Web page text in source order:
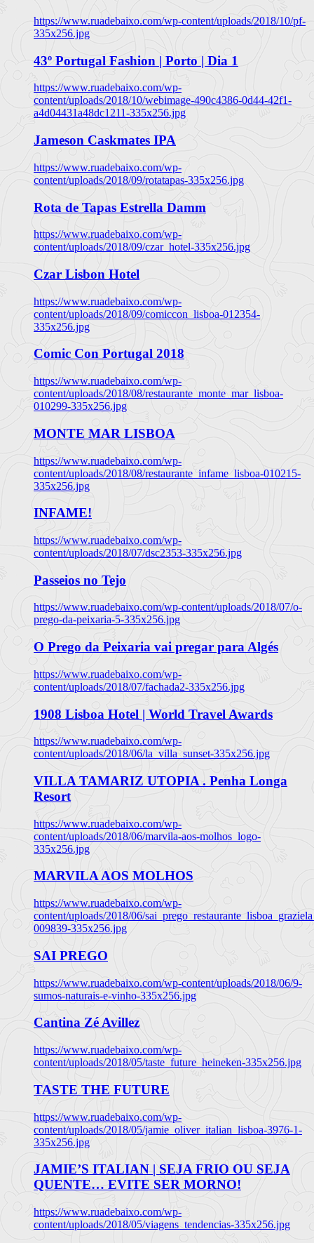
https://www.ruadebaixo.com/wp-content/uploads/2018/10/pf-
335x256.jpg
43º Portugal Fashion | Porto | Dia 1
https://www.ruadebaixo.com/wp-
content/uploads/2018/10/webimage-490c4386-0d44-42f1-
a4d04431a48dc1211-335x256.jpg
Jameson Caskmates IPA
https://www.ruadebaixo.com/wp-
content/uploads/2018/09/rotatapas-335x256.jpg
Rota de Tapas Estrella Damm
https://www.ruadebaixo.com/wp-
content/uploads/2018/09/czar_hotel-335x256.jpg
Czar Lisbon Hotel
https://www.ruadebaixo.com/wp-
content/uploads/2018/09/comiccon_lisboa-012354-
335x256.jpg
Comic Con Portugal 2018
https://www.ruadebaixo.com/wp-
content/uploads/2018/08/restaurante_monte_mar_lisboa-
010299-335x256.jpg
MONTE MAR LISBOA
https://www.ruadebaixo.com/wp-
content/uploads/2018/08/restaurante_infame_lisboa-010215-
335x256.jpg
INFAME!
https://www.ruadebaixo.com/wp-
content/uploads/2018/07/dsc2353-335x256.jpg
Passeios no Tejo
https://www.ruadebaixo.com/wp-content/uploads/2018/07/o-
prego-da-peixaria-5-335x256.jpg
O Prego da Peixaria vai pregar para Algés
https://www.ruadebaixo.com/wp-
content/uploads/2018/07/fachada2-335x256.jpg
1908 Lisboa Hotel | World Travel Awards
https://www.ruadebaixo.com/wp-
content/uploads/2018/06/la_villa_sunset-335x256.jpg
VILLA TAMARIZ UTOPIA . Penha Longa
Resort
https://www.ruadebaixo.com/wp-
content/uploads/2018/06/marvila-aos-molhos_logo-
335x256.jpg
MARVILA AOS MOLHOS
https://www.ruadebaixo.com/wp-
content/uploads/2018/06/
009839-335x256.jpg
SAI PREGO
https://www.ruadebaixo.com/wp-content/uploads/2018/06/9-
sumos-naturais-e-vinho-335x256.jpg
Cantina Zé Avillez
https://www.ruadebaixo.com/wp-
content/uploads/2018/05/taste_future_heineken-335x256.jpg
TASTE THE FUTURE
https://www.ruadebaixo.com/wp-
content/uploads/2018/05/jamie_oliver_italian_lisboa-3976-1-
335x256.jpg
JAMIE’S ITALIAN | SEJA FRIO OU SEJA
QUENTE… EVITE SER MORNO!
https://www.ruadebaixo.com/wp-
content/uploads/2018/05/viagens_tendencias-335x256.jpg